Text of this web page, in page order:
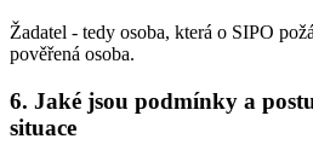
Žadatel - tedy osoba, která o SIPO
pověřená osoba.
6. Jaké jsou podmínky a
situace